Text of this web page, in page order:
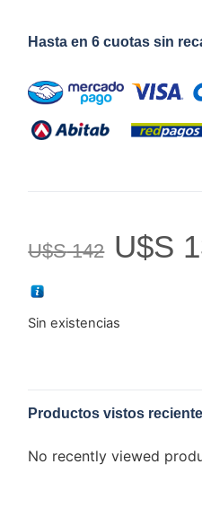
Hasta en 6 cuotas sin
U$S142 U$S
Sin existencias
Productos vistos
No recently viewed